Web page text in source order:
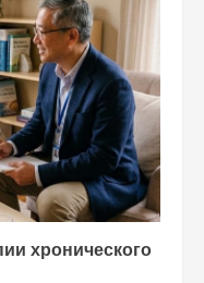
хронического